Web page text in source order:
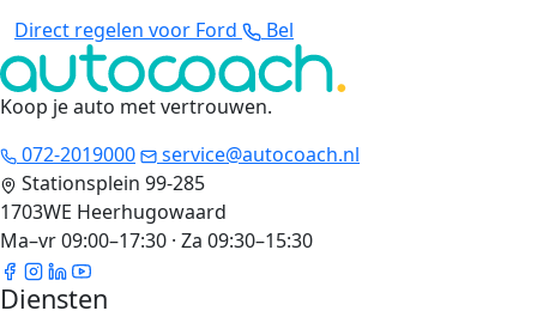
Direct regelen voor Ford
Bel
Koop je auto met vertrouwen.
072-2019000
service@autocoach.nl
Stationsplein 99-285
1703WE Heerhugowaard
Ma–vr 09:00–17:30 · Za 09:30–15:30
Diensten